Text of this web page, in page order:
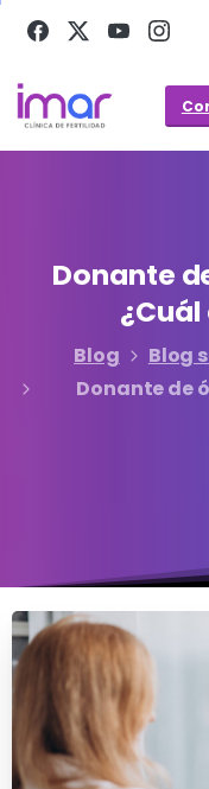
Donante
¿Cuál
Blog
Blog
Donante de